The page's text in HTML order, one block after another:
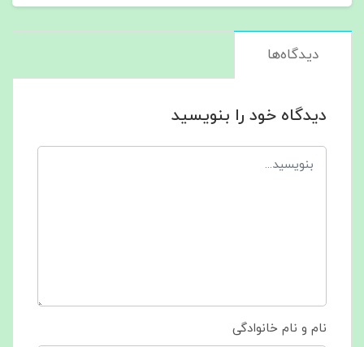
دیدگاه‌ها
دیدگاه خود را بنویسید
نام و نام خانوادگی